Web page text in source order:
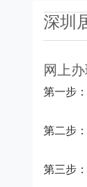
深圳
网上
第一步
第二步
第三步